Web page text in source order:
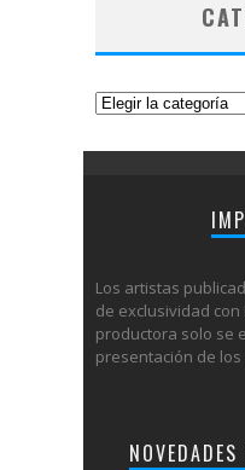
Categorías
Los artistas
de exclusividad con
productora solo se
presentación de los